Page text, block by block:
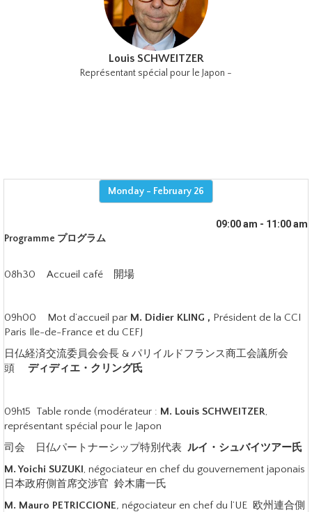
Louis SCHWEITZER
Représentant spécial pour le Japon -
Monday - February 26
09:00 am - 11:00 am
Programme プログラム
08h30 Accueil café 開場
09h00 Mot d’accueil par M. Didier KLING , Président de la CCI
Paris Ile-de-France et du CEFJ
日仏経済交流委員会会長 & パリイルドフランス商工会議所会
頭 ディディエ・クリング氏
09h15 Table ronde (modérateur : M. Louis SCHWEITZER,
représentant spécial pour le Japon
司会 日仏パートナーシップ特別代表 ルイ・シュバイツアー氏
M. Yoichi SUZUKI, négociateur en chef du gouvernement japonais
日本政府側首席交渉官 鈴木庸一氏
M. Mauro PETRICCIONE, négociateur en chef du l’UE 欧州連合側